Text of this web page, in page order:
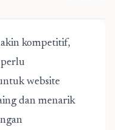
kompetitif,
website
dan menarik